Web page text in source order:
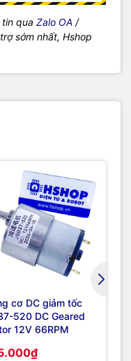
qua Zalo OA /
sớm nhất, Hshop
cơ DC giảm tốc
520 DC Geared
12V 66RPM